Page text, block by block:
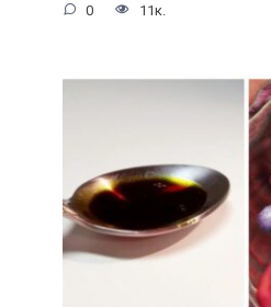
0 11к.